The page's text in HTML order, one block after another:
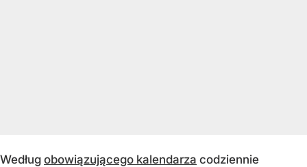
Według obowiązującego kalendarza codziennie